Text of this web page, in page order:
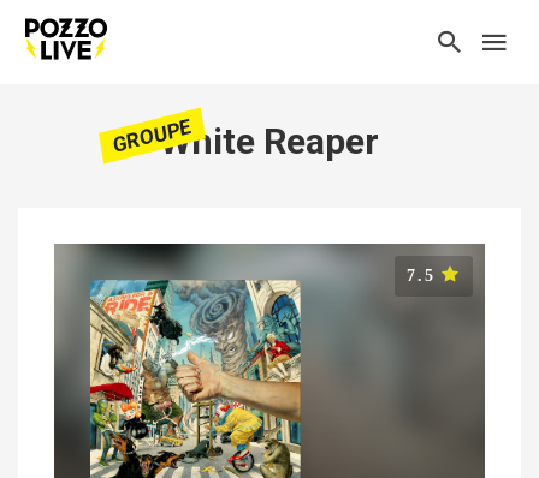
GROUPEWhite Reaper
7.5